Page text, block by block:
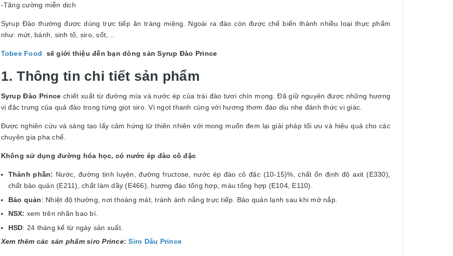
-Tăng cường miễn dịch
Syrup Đào thường được dùng trực tiếp ăn tráng miệng. Ngoài ra đào còn được chế biến thành nhiều loại thực phẩm
như: mứt, bánh, sinh tố, siro, sốt,...
Tobee Food sẽ giới thiệu đến bạn dòng sản Syrup Đào Prince
1. Thông tin chi tiết sản phẩm
Syrup Đào Prince chiết xuất từ đường mía và nước ép của trái đào tươi chín mọng. Đã giữ nguyên được những hương
vị đặc trưng của quả đào trong từng giọt siro. Vị ngọt thanh cùng với hương thơm đào dịu nhẹ đánh thức vị giác.
Được nghiên cứu và sáng tạo lấy cảm hứng từ thiên nhiên với mong muốn đem lại giải pháp tối ưu và hiệu quả cho các
chuyên gia pha chế.
Không sử dụng đường hóa học, có nước ép đào cô đặc
Thành phần: Nước, đường tinh luyện, đường fructose, nước ép đào cô đặc (10-15)%, chất ổn định độ axit (E330),
chất bảo quản (E211), chất làm dầy (E466), hương đào tổng hợp, màu tổng hợp (E104, E110).
Bảo quản: Nhiệt độ thường, nơi thoáng mát, tránh ánh nắng trực tiếp. Bảo quản lạnh sau khi mở nắp.
NSX: xem trên nhãn bao bì.
HSD: 24 tháng kể từ ngày sản xuất.
Xem thêm các sản phẩm siro Prince: Siro Dâu Prince